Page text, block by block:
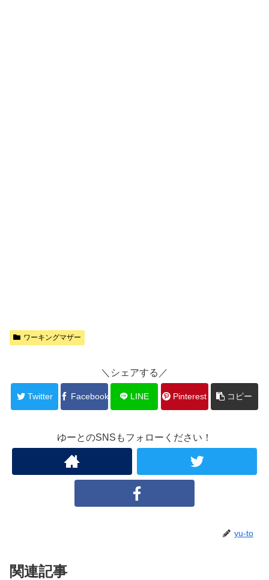
ワーキングマザー
＼シェアする／
Twitter Facebook LINE Pinterest コピー
ゆーとのSNSもフォローください！
yu-to
関連記事